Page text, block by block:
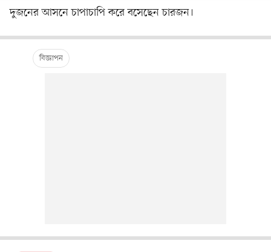
দুজনের আসনে চাপাচাপি করে বসেছেন চারজন।